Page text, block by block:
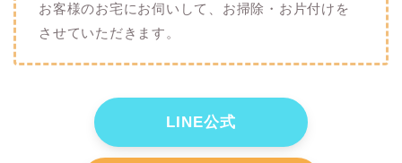
お客様のお宅にお伺いして、お掃除・お片付けを
させていただきます。
LINE公式